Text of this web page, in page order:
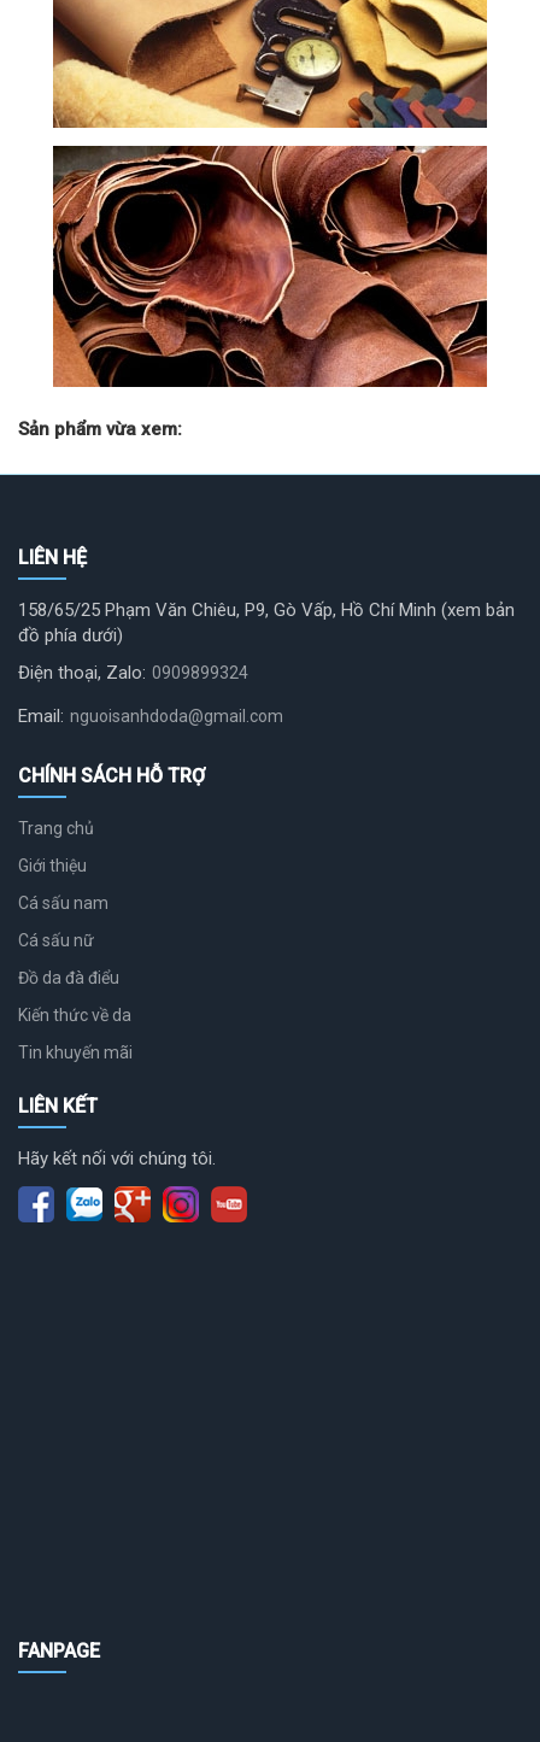
Sản phẩm vừa xem:
LIÊN HỆ
158/65/25 Phạm Văn Chiêu, P9, Gò Vấp, Hồ Chí Minh (xem bản
đồ phía dưới)
Điện thoại, Zalo: 0909899324
Email: nguoisanhdoda@gmail.com
CHÍNH SÁCH HỖ TRỢ
Trang chủ
Giới thiệu
Cá sấu nam
Cá sấu nữ
Đồ da đà điểu
Kiến thức về da
Tin khuyến mãi
LIÊN KẾT
Hãy kết nối với chúng tôi.
FANPAGE